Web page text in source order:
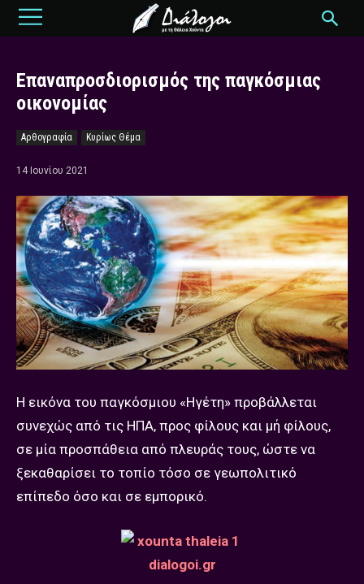
Επαναπροσδιορισμός της παγκόσμιας
οικονομίας
Αρθογραφία Κυρίως Θέμα
14 Ιουνίου 2021
Η εικόνα του παγκόσμιου «Ηγέτη» προβάλλεται
συνεχώς από τις ΗΠΑ, προς φίλους και μή φίλους,
σε μία προσπάθεια από πλευράς τους, ώστε να
ξεκαθαρίσει το τοπίο τόσο σε γεωπολιτικό
επίπεδο όσο και σε εμπορικό.